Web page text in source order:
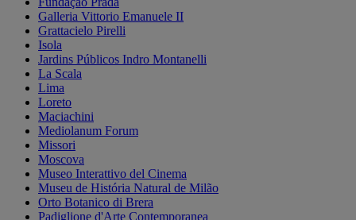
Galleria Vittorio Emanuele II
Grattacielo Pirelli
Isola
Jardins Públicos Indro Montanelli
La Scala
Lima
Loreto
Maciachini
Mediolanum Forum
Missori
Moscova
Museo Interattivo del Cinema
Museu de História Natural de Milão
Orto Botanico di Brera
Padiglione d'Arte Contemporanea